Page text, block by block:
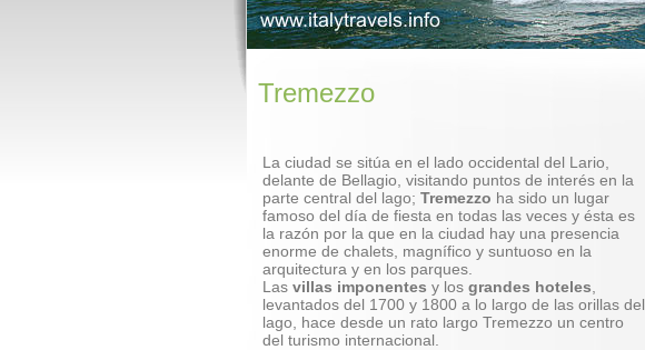
Tremezzo
La ciudad se sitúa en el lado occidental del Lario,
delante de Bellagio, visitando puntos de interés en la
parte central del lago; Tremezzo ha sido un lugar
famoso del día de fiesta en todas las veces y ésta es
la razón por la que en la ciudad hay una presencia
enorme de chalets, magnífico y suntuoso en la
arquitectura y en los parques.
Las villas imponentes y los grandes hoteles
levantados del 1700 y 1800 a lo largo de las orillas del
lago, hace desde un rato largo Tremezzo un centro
del turismo internacional.